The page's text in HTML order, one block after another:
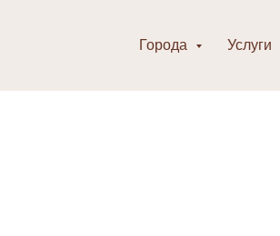
Города Услуги